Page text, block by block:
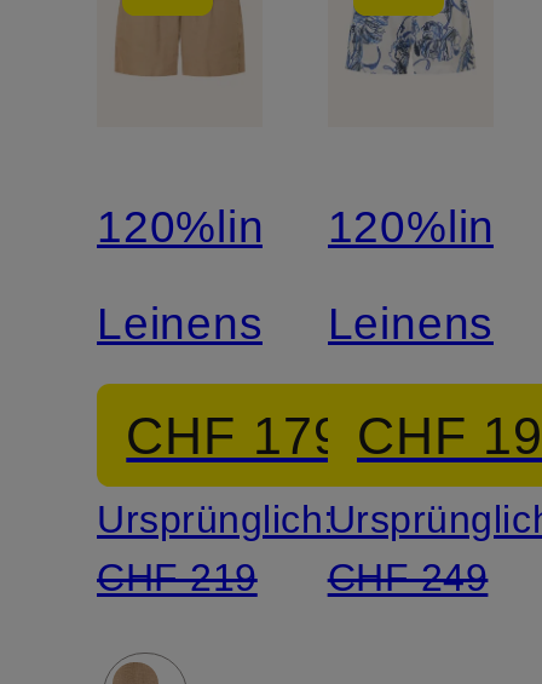
120%lino
Leinenshorts
CHF 179
Ursprünglich:
CHF 219
120%lino
CHF
CHF 249